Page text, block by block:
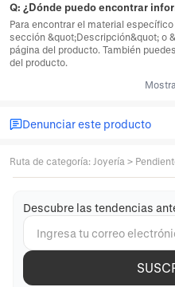
Q: ¿Dónde puedo encontrar
Para encontrar el material
sección &quot;Descripción&quot; o
página del producto. También
del producto.
Denunciar este producto
Ruta de categoría: Joyería >
Descubre las tendencias